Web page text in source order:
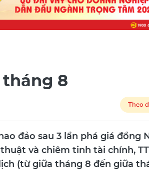
tháng 8
Theo
đảo sau 3 lần phá giá đồng
và chiêm tinh tài chính,
(từ giữa tháng 8 đến giữa